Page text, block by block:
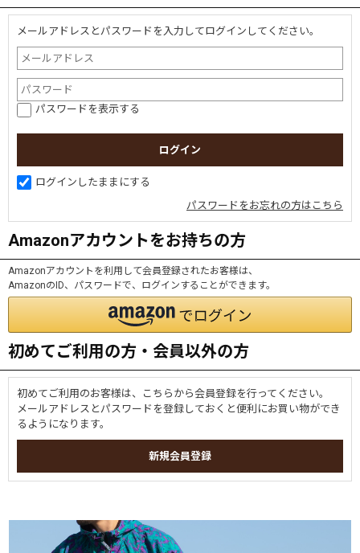
メールアドレスとパスワードを入力してログインしてください。
パスワードを表示する
ログインしたままにする
パスワードをお忘れの方はこちら
Amazonアカウントをお持ちの方
Amazonアカウントを利用して会員登録されたお客様は、
AmazonのID、パスワードで、ログインすることができます。
初めてご利用の方・会員以外の方
初めてご利用のお客様は、こちらから会員登録を行ってください。
メールアドレスとパスワードを登録しておくと便利にお買い物ができ
るようになります。